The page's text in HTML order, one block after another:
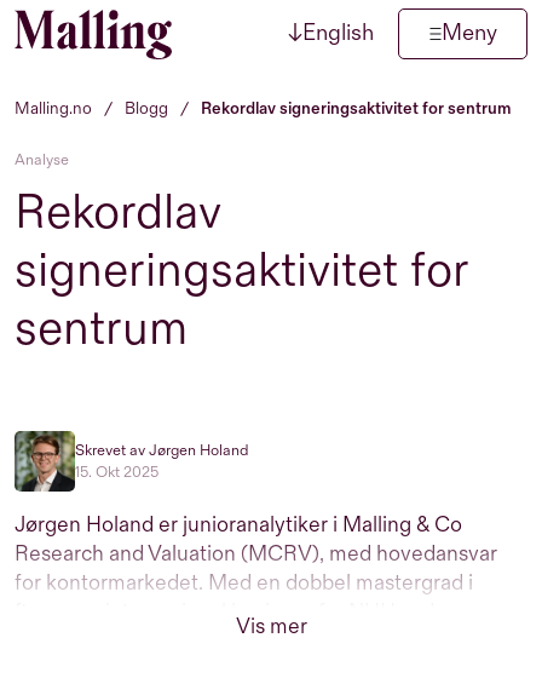
Hopp til innhold ↓English Meny
Malling.no / Blogg / Rekordlav signeringsaktivitet for sentrum
Analyse
Rekordlav
signeringsaktivitet for
sentrum
Skrevet av Jørgen Holand
15. Okt 2025
Jørgen Holand er junioranalytiker i Malling & Co
Research and Valuation (MCRV), med hovedansvar
for kontormarkedet. Med en dobbel mastergrad i
finans og internasjonal business fra NHH og Ivey
Business School, bringer Jørgen en solid akademisk
Vis mer